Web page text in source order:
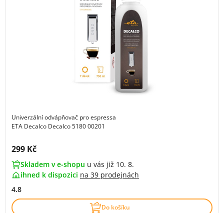
Univerzální odvápňovač pro espressa
ETA Decalco Decalco 5180 00201
Cena s DPH:
299 Kč
Skladem v e-shopu u vás již 10. 8.
ihned k dispozici na 39 prodejnách
4.8
Do košíku